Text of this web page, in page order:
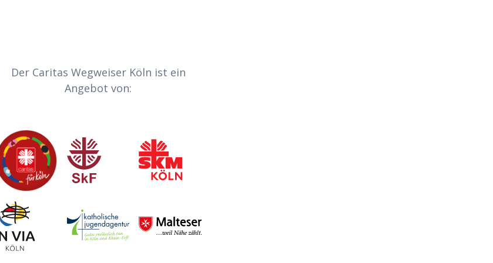
Der Caritas Wegweiser Köln ist ein
Angebot von:
Caritas
Sozialdienst katholischer Frauen e.V.
Sozialdienst katholischer Männer
Invia
Katholische Jugendagentur Köln
Malteser